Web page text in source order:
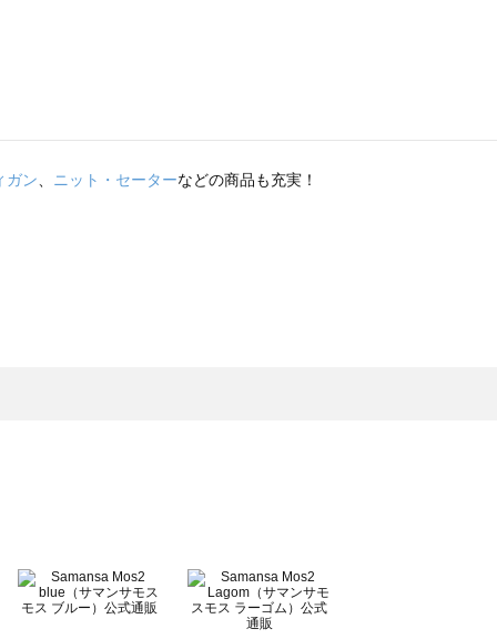
ガン、 ニット・セーターなどの商品も充実！